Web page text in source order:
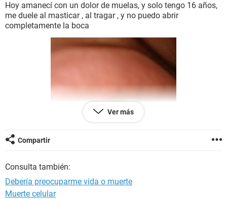
BIENESTAR
Hoy amanecí con un dolor de muelas, y solo tengo 16 años,
me duele al masticar , al tragar , y no puedo abrir
completamente la boca
Ver más
Compartir
Consulta también:
Debería preocuparme vida o muerte
Muerte celular